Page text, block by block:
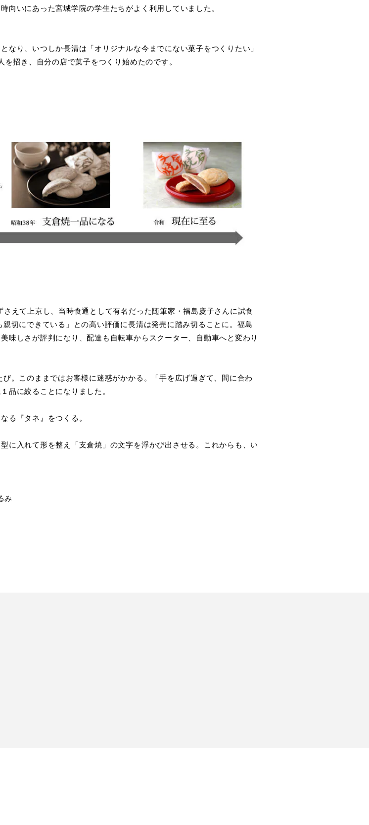
向いにあった宮城学院の学生たちがよく利用していました。
なり、いつしか長清は「オリジナルな今までにない菓子をつくりたい」
招き、自分の店で菓子をつくり始めたのです。
えて上京し、当時食通として有名だった随筆家・福島慶子さんに試食
切にできている」との高い評価に長清は発売に踏み切ることに。福島
味しさが評判になり、配達も自転車からスクーター、自動車へと変わり
。このままではお客様に迷惑がかかる。「手を広げ過ぎて、間に合わ
品に絞ることになりました。
る『タネ』をつくる。
に入れて形を整え「支倉焼」の文字を浮かび出させる。これからも、い
み